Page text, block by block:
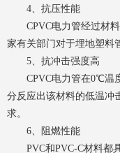
4、抗压性能
CPVC电力管经过材料
家有关部门对于埋地塑料
5、抗冲击强度高
CPVC电力管在0℃温度
分反应出该材料的低温冲
求。
6、阻燃性能
PVC和PVC-C材料都具